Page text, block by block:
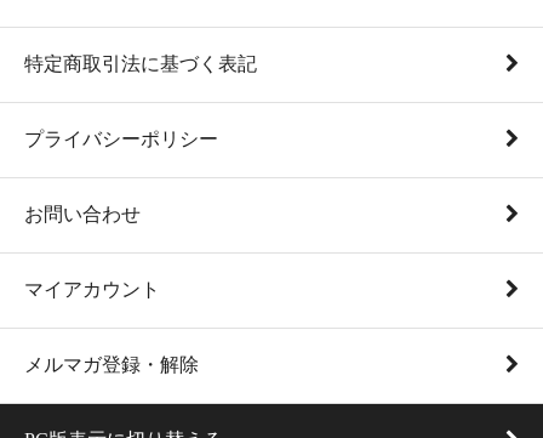
特定商取引法に基づく表記
プライバシーポリシー
お問い合わせ
マイアカウント
メルマガ登録・解除